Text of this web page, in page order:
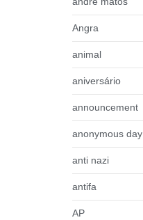
Angra
animal
aniversário
announcement
anonymous day
anti nazi
antifa
AP